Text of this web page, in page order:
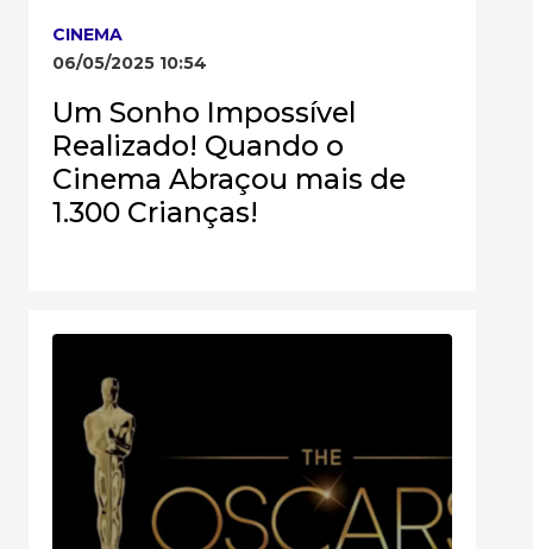
CINEMA
06/05/2025 10:54
Um Sonho Impossível
Realizado! Quando o
Cinema Abraçou mais de
1.300 Crianças!